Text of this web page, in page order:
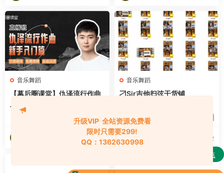
音乐舞蹈
【幕后圈课堂】仇泽流行作曲
9.9
2024-09-12
音乐舞蹈
刁Sir吉他扫弦干货铺
2024-09-12
升级VIP 全站资源免费看
限时只需要299!
QQ：1362630998
了
通达信强龙战法抄底先锋捕捉主升浪买点
全套指标公式